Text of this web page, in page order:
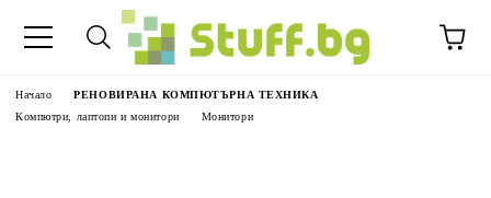
Начало
РЕНОВИРАНА КОМПЮТЪРНА ТЕХНИКА
Компютри, лаптопи и монитори
Монитори